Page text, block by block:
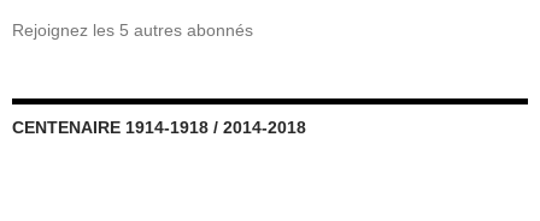
Rejoignez les 5 autres abonnés
CENTENAIRE 1914-1918 / 2014-2018